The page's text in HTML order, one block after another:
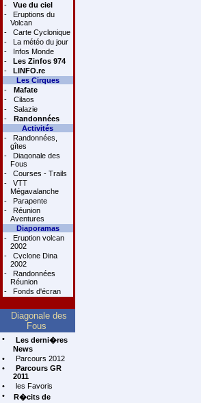
-
Vue du ciel
-
Eruptions du
Volcan
-
Carte Cyclonique
-
La météo du jour
-
Infos Monde
-
Les Zinfos 974
-
LINFO.re
Les Cirques
-
Mafate
-
Cilaos
-
Salazie
-
Randonnées
Activités
-
Randonnées,
gîtes
-
Diagonale des
Fous
-
Courses - Trails
-
VTT
Mégavalanche
-
Parapente
-
Réunion
Aventures
Diaporamas
-
Eruption volcan
2002
-
Cyclone Dina
2002
-
Randonnées
Réunion
-
Fonds d'écran
Diagonale des
Fous
•
Les derni�res
News
•
Parcours 2012
•
Parcours GR
2011
•
les Favoris
•
R�cits de